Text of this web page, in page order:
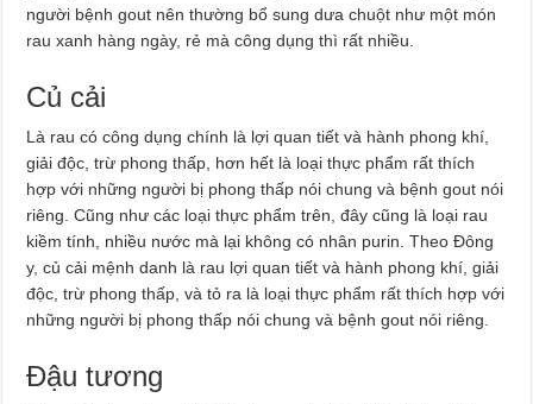
người bệnh gout nên thường bổ sung dưa chuột như một món
rau xanh hàng ngày, rẻ mà công dụng thì rất nhiều.
Củ cải
Là rau có công dụng chính là lợi quan tiết và hành phong khí,
giải độc, trừ phong thấp, hơn hết là loại thực phẩm rất thích
hợp với những người bị phong thấp nói chung và bệnh gout nói
riêng. Cũng như các loại thực phẩm trên, đây cũng là loại rau
kiềm tính, nhiều nước mà lại không có nhân purin. Theo Đông
y, củ cải mệnh danh là rau lợi quan tiết và hành phong khí, giải
độc, trừ phong thấp, và tỏ ra là loại thực phẩm rất thích hợp với
những người bị phong thấp nói chung và bệnh gout nói riêng.
Đậu tương